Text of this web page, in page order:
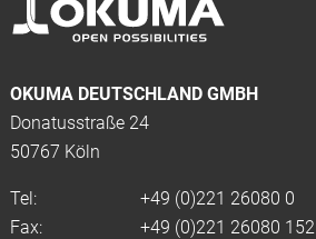
OKUMA DEUTSCHLAND GMBH
Donatusstraße 24
50767 Köln
Tel: +49 (0)221 26080 0
Fax:
+49 (0)221 26080 152